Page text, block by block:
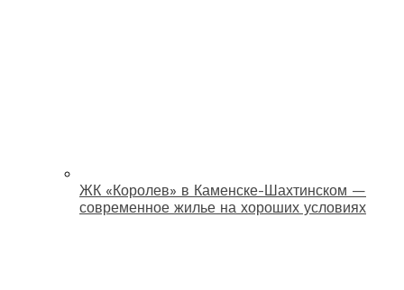
ЖК «Королев» в Каменске-Шахтинском —
современное жилье на хороших условиях